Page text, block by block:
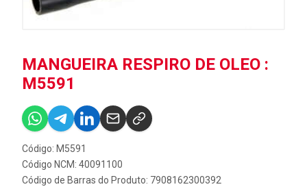
MANGUEIRA RESPIRO DE OLEO :
M5591
Código: M5591
Código NCM: 40091100
Código de Barras do Produto: 7908162300392